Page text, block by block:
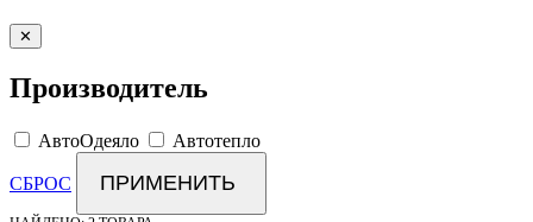
✕
Производитель
АвтоОдеяло Автотепло
СБРОС ПРИМЕНИТЬ